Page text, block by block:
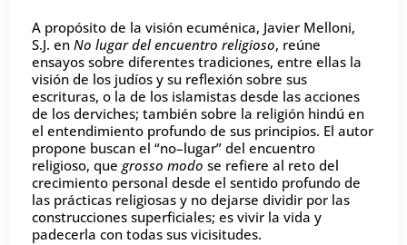
A propósito de la visión ecuménica, Javier Melloni,
S.J. en No lugar del encuentro religioso, reúne
ensayos sobre diferentes tradiciones, entre ellas la
visión de los judíos y su reflexión sobre sus
escrituras, o la de los islamistas desde las acciones
de los derviches; también sobre la religión hindú en
el entendimiento profundo de sus principios. El autor
propone buscan el “no–lugar” del encuentro
religioso, que grosso modo se refiere al reto del
crecimiento personal desde el sentido profundo de
las prácticas religiosas y no dejarse dividir por las
construcciones superficiales; es vivir la vida y
padecerla con todas sus vicisitudes.